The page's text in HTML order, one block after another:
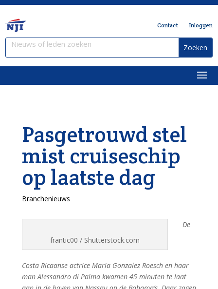
Contact Inloggen
Pasgetrouwd stel
mist cruiseschip
op laatste dag
Branchenieuws
frantic00 / Shutterstock.com
De
Costa Ricaanse actrice Maria Gonzalez Roesch en haar
man Alessandro di Palma kwamen 45 minuten te laat